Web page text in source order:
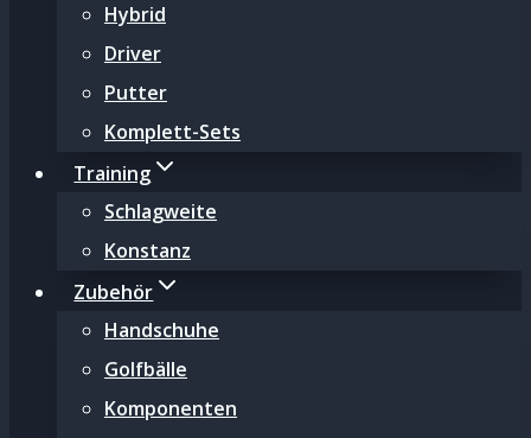
Hybrid
Driver
Putter
Komplett-Sets
Training
Schlagweite
Konstanz
Zubehör
Handschuhe
Golfbälle
Komponenten